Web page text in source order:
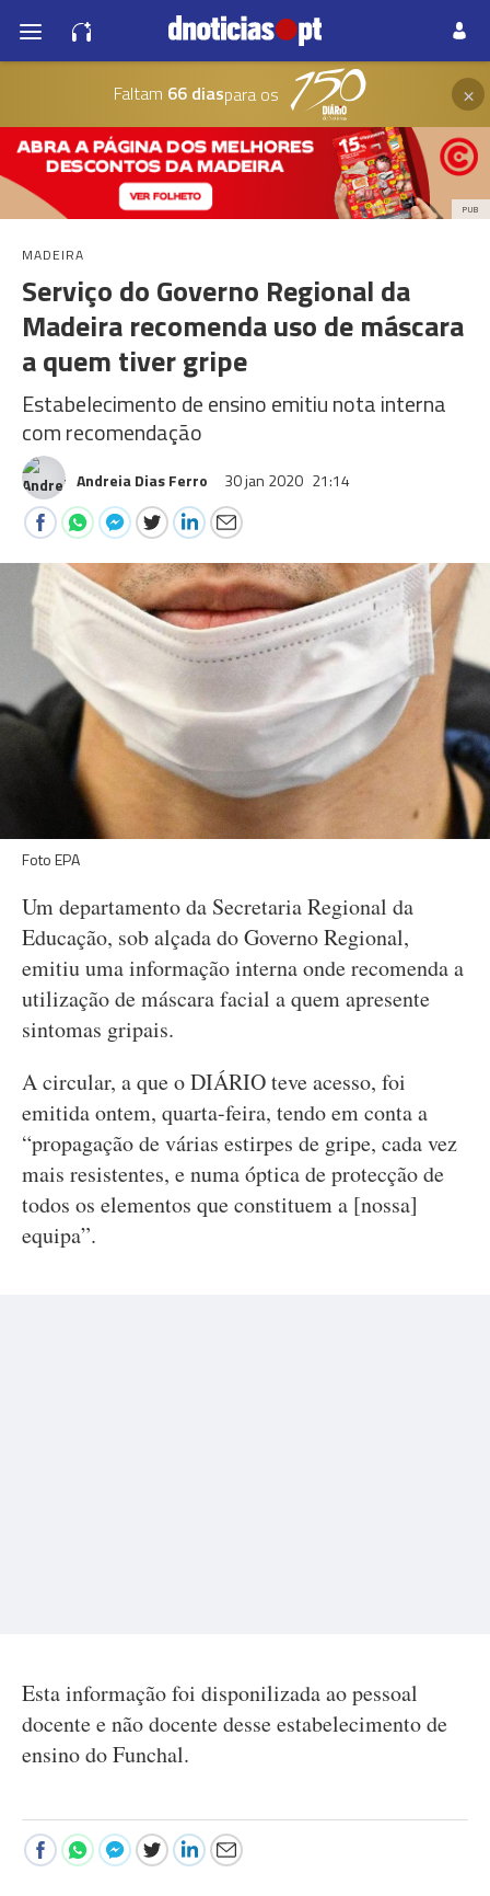
Faltam 66 diaspara os ×
PUB
MADEIRA
Serviço do Governo Regional da
Madeira recomenda uso de máscara
a quem tiver gripe
Estabelecimento de ensino emitiu nota interna
com recomendação
Andreia Dias Ferro 30 jan 2020 21:14
Foto EPA
Um departamento da Secretaria Regional da
Educação, sob alçada do Governo Regional,
emitiu uma informação interna onde recomenda a
utilização de máscara facial a quem apresente
sintomas gripais.
A circular, a que o DIÁRIO teve acesso, foi
emitida ontem, quarta-feira, tendo em conta a
“propagação de várias estirpes de gripe, cada vez
mais resistentes, e numa óptica de protecção de
todos os elementos que constituem a [nossa]
equipa”.
Esta informação foi disponilizada ao pessoal
docente e não docente desse estabelecimento de
ensino do Funchal.